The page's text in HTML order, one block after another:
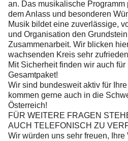
an. Das musikalische Programm
dem Anlass und besonderen
Musik bildet eine zuverlässige,
und Organisation den
Zusammenarbeit. Wir blicken
wachsenden Kreis sehr
Mit Sicherheit finden wir auch
Gesamtpaket!
Wir sind bundesweit aktiv für
kommen gerne auch in die
Österreich!
FÜR WEITERE FRAGEN
AUCH TELEFONISCH ZU
Wir würden uns sehr freuen, Ihre